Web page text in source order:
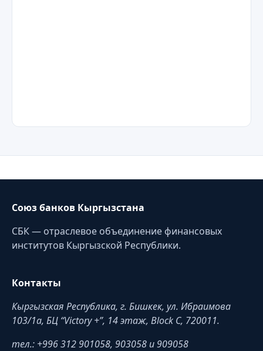
Союз банков Кыргызстана
СБК — отраслевое объединение финансовых
институтов Кыргызской Республики.
Контакты
Кыргызская Республика, г. Бишкек, ул. Ибраимова
103/1a, БЦ “Victory +”, 14 этаж, Block C, 720011.
тел.: +996 312 901058, 903058 и 909058